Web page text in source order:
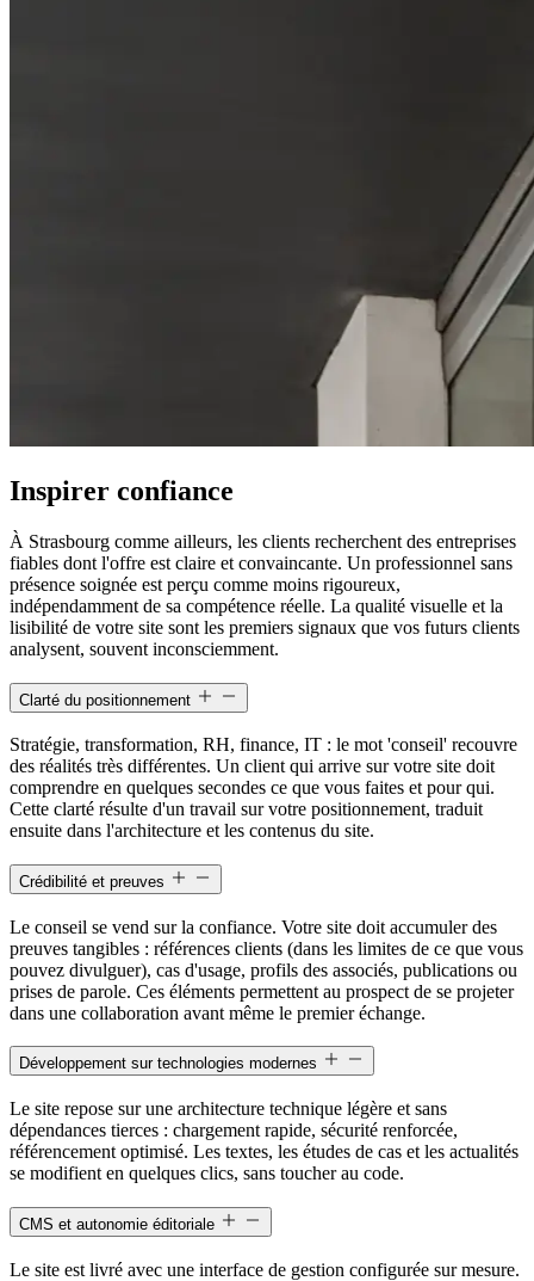
Inspirer confiance
À Strasbourg comme ailleurs, les clients recherchent des entreprises
fiables dont l'offre est claire et convaincante. Un professionnel sans
présence soignée est perçu comme moins rigoureux,
indépendamment de sa compétence réelle. La qualité visuelle et la
lisibilité de votre site sont les premiers signaux que vos futurs clients
analysent, souvent inconsciemment.
Clarté du positionnement
Stratégie, transformation, RH, finance, IT : le mot 'conseil' recouvre
des réalités très différentes. Un client qui arrive sur votre site doit
comprendre en quelques secondes ce que vous faites et pour qui.
Cette clarté résulte d'un travail sur votre positionnement, traduit
ensuite dans l'architecture et les contenus du site.
Crédibilité et preuves
Le conseil se vend sur la confiance. Votre site doit accumuler des
preuves tangibles : références clients (dans les limites de ce que vous
pouvez divulguer), cas d'usage, profils des associés, publications ou
prises de parole. Ces éléments permettent au prospect de se projeter
dans une collaboration avant même le premier échange.
Développement sur technologies modernes
Le site repose sur une architecture technique légère et sans
dépendances tierces : chargement rapide, sécurité renforcée,
référencement optimisé. Les textes, les études de cas et les actualités
se modifient en quelques clics, sans toucher au code.
CMS et autonomie éditoriale
Le site est livré avec une interface de gestion configurée sur mesure.